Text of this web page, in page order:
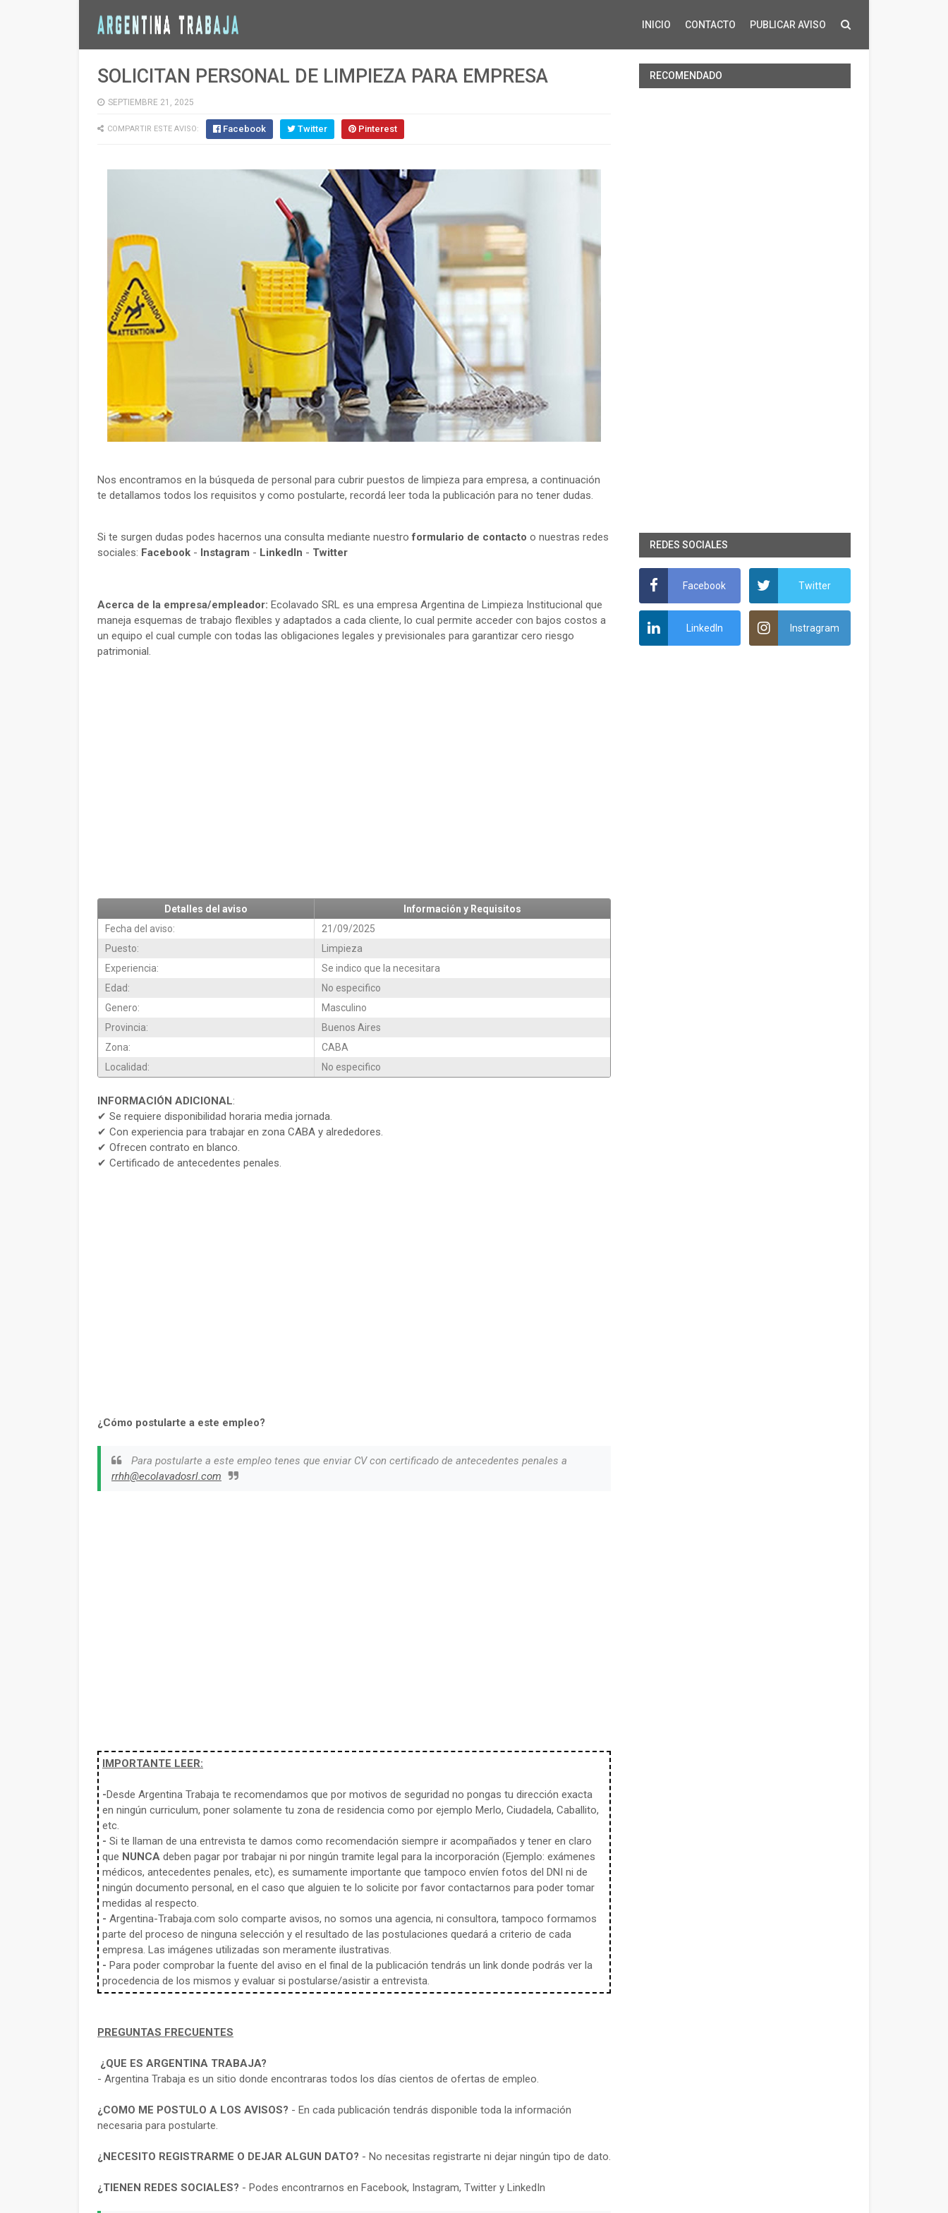
INICIO CONTACTO PUBLICAR AVISO
SOLICITAN PERSONAL DE LIMPIEZA PARA EMPRESA
SEPTIEMBRE 21, 2025
COMPARTIR ESTE AVISO: Facebook Twitter Pinterest
Nos encontramos en la búsqueda de personal para cubrir puestos de limpieza para empresa, a continuación
te detallamos todos los requisitos y como postularte, recordá leer toda la publicación para no tener dudas.
Si te surgen dudas podes hacernos una consulta mediante nuestroformulario de contacto o nuestras redes
sociales: Facebook - Instagram - LinkedIn - Twitter
Acerca de la empresa/empleador: Ecolavado SRL es una empresa Argentina de Limpieza Institucional que
maneja esquemas de trabajo flexibles y adaptados a cada cliente, lo cual permite acceder con bajos costos a
un equipo el cual cumple con todas las obligaciones legales y previsionales para garantizar cero riesgo
patrimonial.
Detalles del aviso
Información y Requisitos
Fecha del aviso:
21/09/2025
Puesto:
Limpieza
Experiencia:
Se indico que la necesitara
Edad:
No especifico
Genero:
Masculino
Provincia:
Buenos Aires
Zona:
CABA
Localidad:
No especifico
INFORMACIÓN ADICIONAL:
✔ Se requiere disponibilidad horaria media jornada.
✔ Con experiencia para trabajar en zona CABA y alrededores.
✔ Ofrecen contrato en blanco.
✔ Certificado de antecedentes penales.
¿Cómo postularte a este empleo?
Para postularte a este empleo tenes que enviar CV con certificado de antecedentes penales a
rrhh@ecolavadosrl.com
IMPORTANTE LEER:
-Desde Argentina Trabaja te recomendamos que por motivos de seguridad no pongas tu dirección exacta
en ningún curriculum, poner solamente tu zona de residencia como por ejemplo Merlo, Ciudadela, Caballito,
etc.
- Si te llaman de una entrevista te damos como recomendación siempre ir acompañados y tener en claro
que NUNCA deben pagar por trabajar ni por ningún tramite legal para la incorporación (Ejemplo: exámenes
médicos, antecedentes penales, etc), es sumamente importante que tampoco envíen fotos del DNI ni de
ningún documento personal, en el caso que alguien te lo solicite por favor contactarnos para poder tomar
medidas al respecto.
- Argentina-Trabaja.com solo comparte avisos, no somos una agencia, ni consultora, tampoco formamos
parte del proceso de ninguna selección y el resultado de las postulaciones quedará a criterio de cada
empresa. Las imágenes utilizadas son meramente ilustrativas.
- Para poder comprobar la fuente del aviso en el final de la publicación tendrás un link donde podrás ver la
procedencia de los mismos y evaluar si postularse/asistir a entrevista.
PREGUNTAS FRECUENTES
¿QUE ES ARGENTINA TRABAJA?
- Argentina Trabaja es un sitio donde encontraras todos los días cientos de ofertas de empleo.
¿COMO ME POSTULO A LOS AVISOS? - En cada publicación tendrás disponible toda la información
necesaria para postularte.
¿NECESITO REGISTRARME O DEJAR ALGUN DATO? - No necesitas registrarte ni dejar ningún tipo de dato.
¿TIENEN REDES SOCIALES? - Podes encontrarnos en Facebook, Instagram, Twitter y LinkedIn
RECOMENDADO
REDES SOCIALES
Facebook Twitter
LinkedIn Instragram